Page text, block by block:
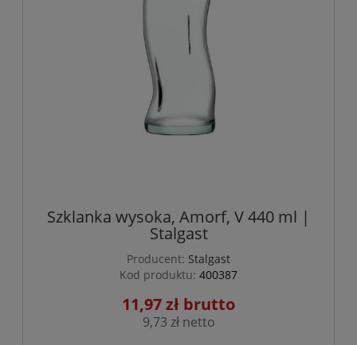
Szklanka wysoka, Amorf, V 440 ml |
Stalgast
Producent: Stalgast
Kod produktu: 400387
11,97 zł
9,73 zł